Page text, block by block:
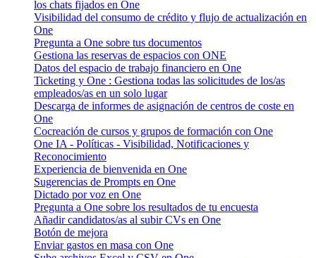
los chats fijados en One
Visibilidad del consumo de crédito y flujo de actualización en
One
Pregunta a One sobre tus documentos
Gestiona las reservas de espacios con ONE
Datos del espacio de trabajo financiero en One
Ticketing y One : Gestiona todas las solicitudes de los/as
empleados/as en un solo lugar
Descarga de informes de asignación de centros de coste en
One
Cocreación de cursos y grupos de formación con One
One IA - Políticas - Visibilidad, Notificaciones y
Reconocimiento
Experiencia de bienvenida en One
Sugerencias de Prompts en One
Dictado por voz en One
Pregunta a One sobre los resultados de tu encuesta
Añadir candidatos/as al subir CVs en One
Botón de mejora
Enviar gastos en masa con One